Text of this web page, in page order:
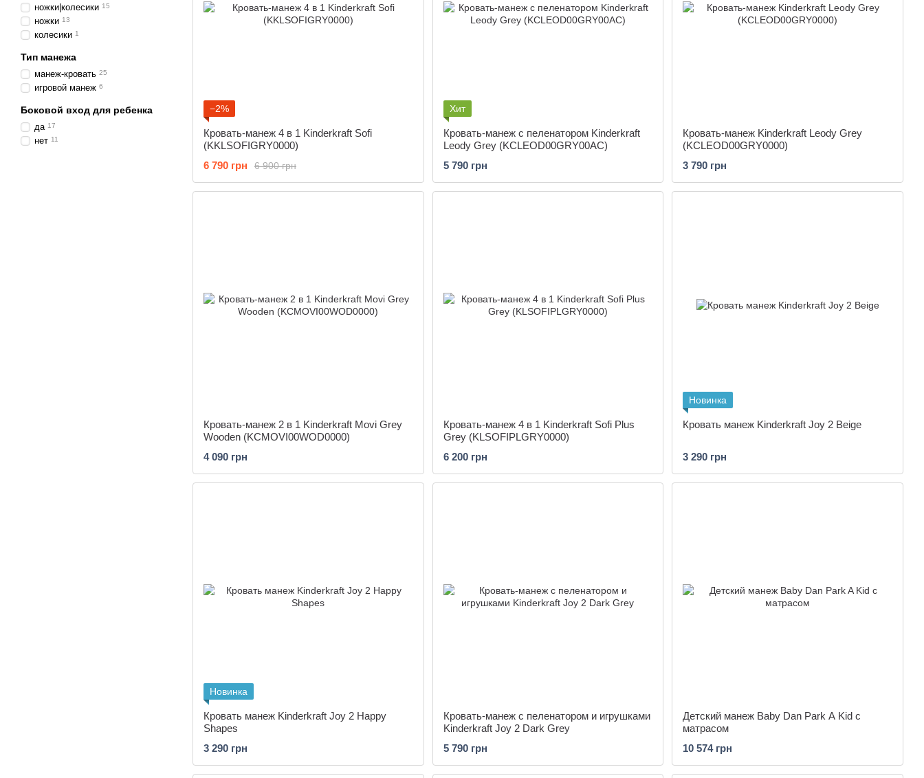
−2%
Кровать-манеж 4 в 1 Kinderkraft Sofi
(KKLSOFIGRY0000)
6 900 грн
6 790 грн
Хит
Кровать-манеж с пеленатором Kinderkraft
Leody Grey (KCLEOD00GRY00AC)
5 790 грн
Кровать-манеж Kinderkraft Leody Grey
(KCLEOD00GRY0000)
3 790 грн
Кровать-манеж 2 в 1 Kinderkraft Movi Grey
Wooden (KCMOVI00WOD0000)
4 090 грн
Кровать-манеж 4 в 1 Kinderkraft Sofi Plus
Grey (KLSOFIPLGRY0000)
6 200 грн
Новинка
Кровать манеж Kinderkraft Joy 2 Beige
3 290 грн
Новинка
Кровать манеж Kinderkraft Joy 2 Happy
Shapes
3 290 грн
Кровать-манеж с пеленатором и игрушками
Kinderkraft Joy 2 Dark Grey
5 790 грн
Детский манеж Baby Dan Park A Kid с
матрасом
10 574 грн
ножки|колесики 15
ножки 13
колесики 1
Тип манежа
манеж-кровать 25
игровой манеж 6
Боковой вход для ребенка
да 17
нет 11